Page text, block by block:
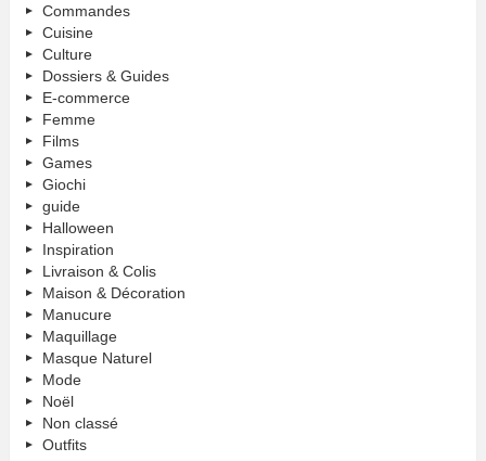
Commandes
Cuisine
Culture
Dossiers & Guides
E-commerce
Femme
Films
Games
Giochi
guide
Halloween
Inspiration
Livraison & Colis
Maison & Décoration
Manucure
Maquillage
Masque Naturel
Mode
Noël
Non classé
Outfits